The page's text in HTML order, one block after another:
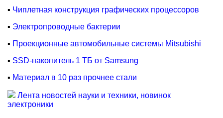
▪ Чиплетная конструкция графических процессоров
▪ Электропроводные бактерии
▪ Проекционные автомобильные системы Mitsubishi
▪ SSD-накопитель 1 ТБ от Samsung
▪ Материал в 10 раз прочнее стали
Лента новостей науки и техники, новинок
электроники